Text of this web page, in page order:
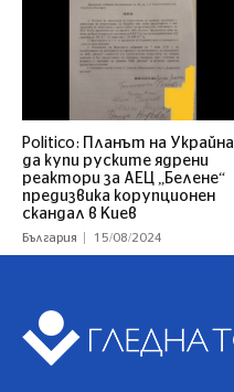
Politico: Планът на Украйна
да купи руските ядрени
реактори за АЕЦ „Белене“
предизвика корупционен
скандал в Киев
България 15/08/2024